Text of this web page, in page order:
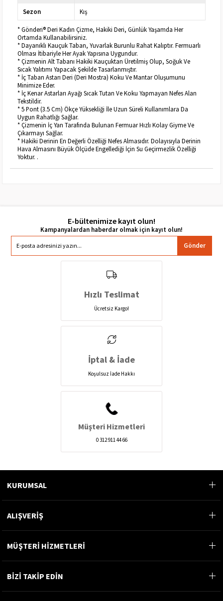
Sezon
Kış
* Gönderi® Deri Kadın Çizme, Hakiki Deri, Günlük Yaşamda Her
Ortamda Kullanabilirsiniz.
* Dayanıklı Kauçuk Taban, Yuvarlak Burunlu Rahat Kalıptır. Fermuarlı
Olması İtibariyle Her Ayak Yapısına Uygundur.
* Çizmenin Alt Tabanı Hakiki Kauçuktan Üretilmiş Olup, Soğuk Ve
Sıcak Yalıtımı Yapacak Şekilde Tasarlanmıştır.
* İç Taban Astarı Deri (Deri Mostra) Koku Ve Mantar Oluşumunu
Minimize Eder.
* İç Kenar Astarları Ayağı Sıcak Tutan Ve Koku Yapmayan Nefes Alan
Tekstildir.
* 5 Pont (3.5 Cm) Ökçe Yüksekliği İle Uzun Süreli Kullanımlara Da
Uygun Rahatlığı Sağlar.
* Çizmenin İç Yan Tarafında Bulunan Fermuar Hızlı Kolay Giyme Ve
Çıkarmayı Sağlar.
* Hakiki Derinin En Değerli Özelliği Nefes Almasıdır. Dolayısıyla Derinin
Hava Almasını Büyük Ölçüde Engellediği İçin Su Geçirmezlik Özelliği
Yoktur. .
E-bültenimize kayıt olun!
Gönder
Hızlı Teslimat
Ücretsiz Kargo!
İptal & İade
Koşulsuz İade Hakkı
Müşteri Hizmetleri
0 312 911 44 66
KURUMSAL
ALIŞVERİŞ
MÜŞTERİ HİZMETLERİ
BİZİ TAKİP EDİN